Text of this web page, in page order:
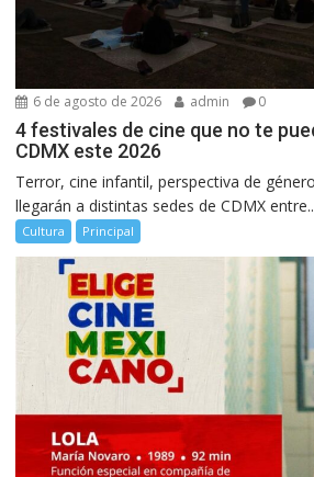
6 de agosto de 2026 admin 0
4 festivales de cine que no te
CDMX este 2026
Terror, cine infantil, perspectiva de
llegarán a distintas sedes de CDMX
Cultura Principal